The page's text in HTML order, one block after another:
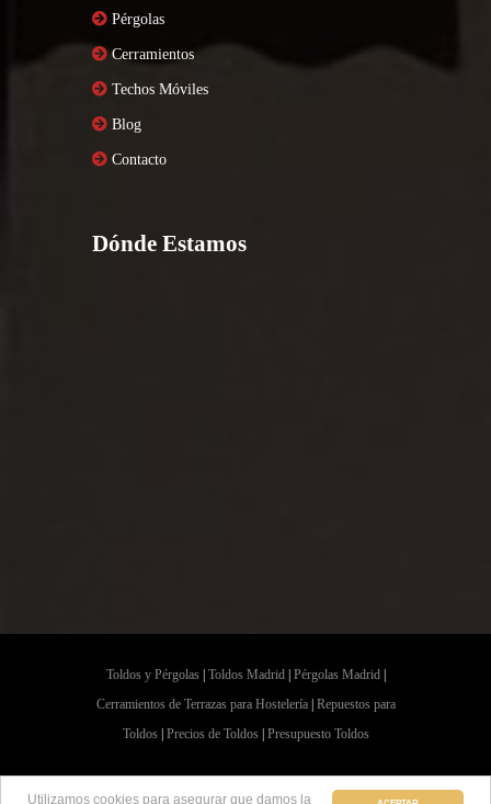
Utilizamos cookies para asegurar que damos la
Pérgolas
Cerramientos
Techos Móviles
Blog
Contacto
Dónde Estamos
Toldos y Pérgolas| Toldos Madrid| Pérgolas Madrid|
Cerramientos de Terrazas para Hostelería| Repuestos para
Toldos| Precios de Toldos| Presupuesto Toldos